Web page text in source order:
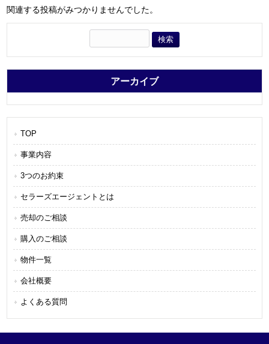
関連する投稿がみつかりませんでした。
アーカイブ
TOP
事業内容
3つのお約束
セラーズエージェントとは
売却のご相談
購入のご相談
物件一覧
会社概要
よくある質問